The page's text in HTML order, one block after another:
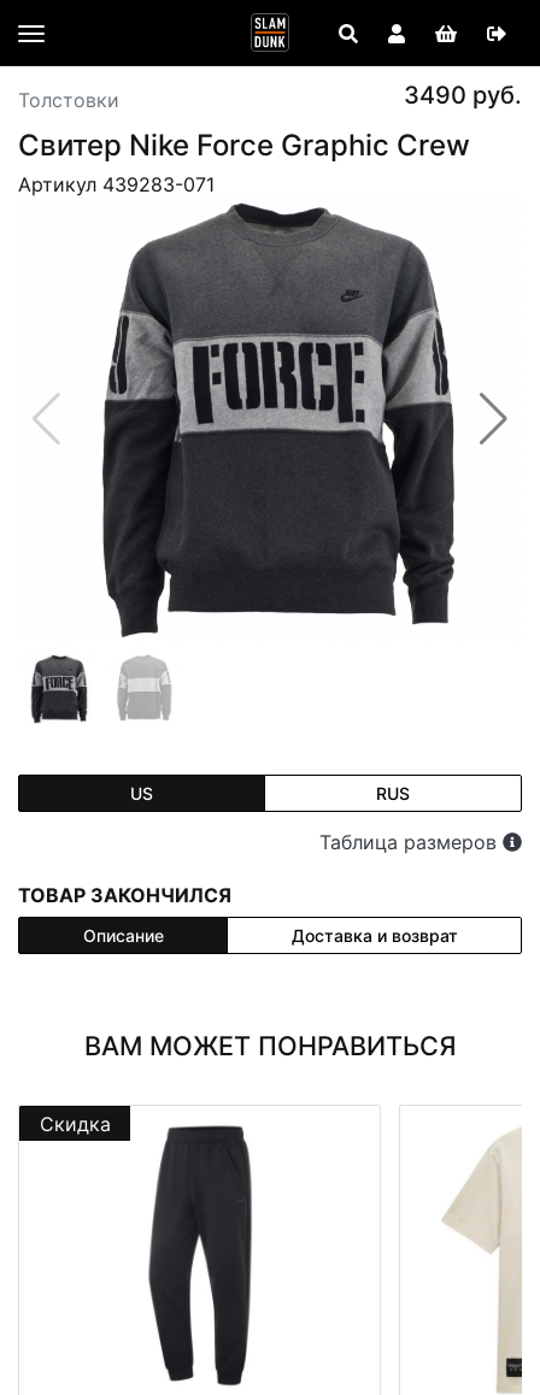
Толстовки 3490 руб.
Свитер Nike Force Graphic Crew
Артикул 439283-071
US RUS
Таблица размеров
ТОВАР ЗАКОНЧИЛСЯ
Описание Доставка и возврат
ВАМ МОЖЕТ ПОНРАВИТЬСЯ
Скидка